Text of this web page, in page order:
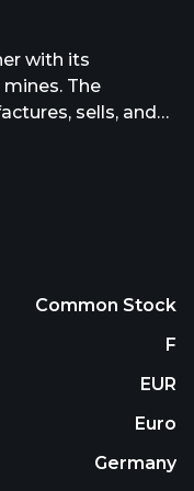
with its
The
sells, and
and is
Kingdom.
Common Stock
F
EUR
Euro
Germany